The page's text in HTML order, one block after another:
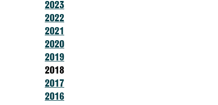
2023
2022
2021
2020
2019
2018
2017
2016